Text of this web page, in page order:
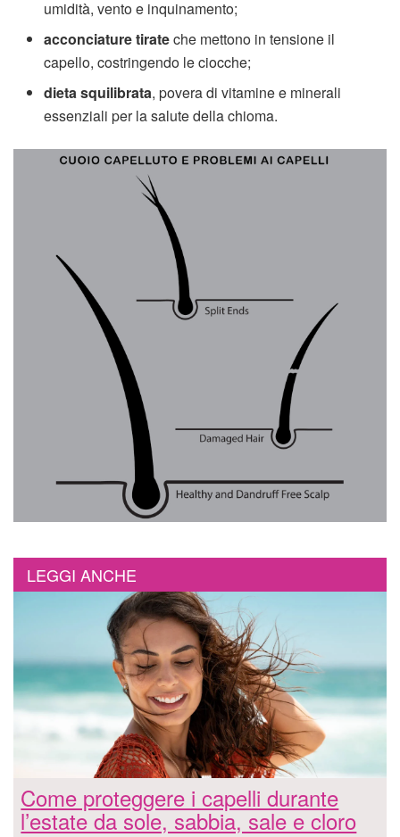
umidità, vento e inquinamento;
acconciature tirateche mettono in tensione il
capello, costringendo le ciocche;
dieta squilibrata, povera di vitamine e minerali
essenziali per la salute della chioma.
LEGGI ANCHE
Come proteggere i capelli durante
l’estate da sole, sabbia, sale e cloro